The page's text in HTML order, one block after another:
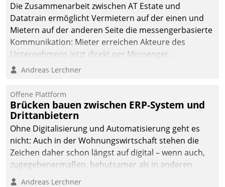
Die Zusammenarbeit zwischen AT Estate und
Datatrain ermöglicht Vermietern auf der einen und
Mietern auf der anderen Seite die messengerbasierte
Kommunikation: Mieter erreichen Akteure des
Unternehmens jetzt direkt per Messenger,
Mitarbeiter oder Dienstleister empfangen oder
Andreas Lerchner
Offene Plattform
Brücken bauen zwischen ERP-System und
Drittanbietern
Ohne Digitalisierung und Automatisierung geht es
nicht: Auch in der Wohnungswirtschaft stehen die
Zeichen daher schon längst auf digital – wenn auch,
zugegebenermaßen, behutsamer als in anderen
Branchen.
Andreas Lerchner